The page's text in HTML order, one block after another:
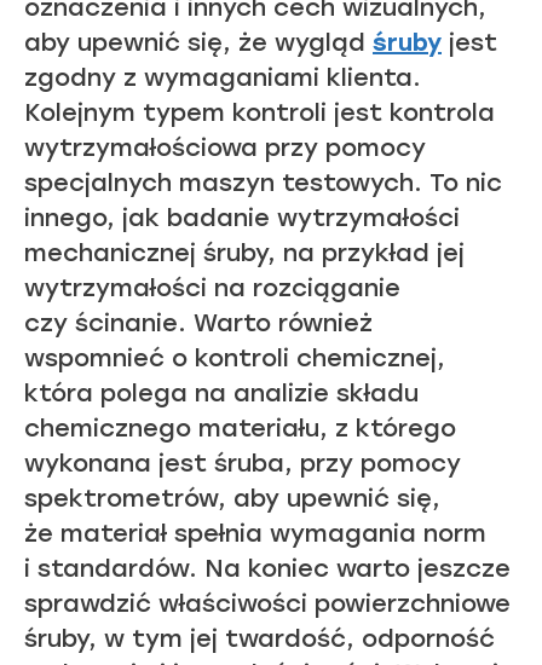
oznaczenia i innych cech wizualnych,
aby upewnić się, że wygląd śruby jest
zgodny z wymaganiami klienta.
Kolejnym typem kontroli jest kontrola
wytrzymałościowa przy pomocy
specjalnych maszyn testowych. To nic
innego, jak badanie wytrzymałości
mechanicznej śruby, na przykład jej
wytrzymałości na rozciąganie
czy ścinanie. Warto również
wspomnieć o kontroli chemicznej,
która polega na analizie składu
chemicznego materiału, z którego
wykonana jest śruba, przy pomocy
spektrometrów, aby upewnić się,
że materiał spełnia wymagania norm
i standardów. Na koniec warto jeszcze
sprawdzić właściwości powierzchniowe
śruby, w tym jej twardość, odporność